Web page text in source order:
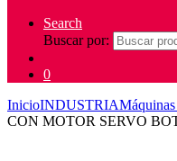
Search
Buscar por:
0
InicioINDUSTRIA
CON MOTOR SERVO